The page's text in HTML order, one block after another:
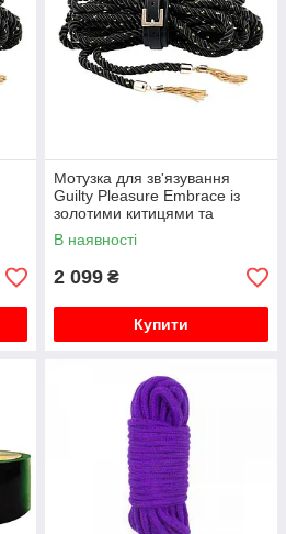
Мотузка для зв'язування
Guilty Pleasure Embrace із
золотими китицями та
застібкою-ременем, 3 м
В наявності
2 099 ₴
Купити